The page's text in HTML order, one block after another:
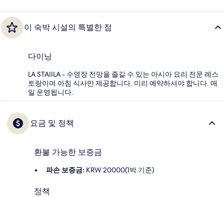
이 숙박 시설의 특별한 점
다이닝
LA STAIILA - 수영장 전망을 즐길 수 있는 아시아 요리 전문 레스
토랑이며 아침 식사만 제공합니다. 미리 예약하셔야 합니다. 매
일 운영됩니다.
요금 및 정책
환불 가능한 보증금
파손 보증금: KRW 20000(1박 기준)
정책